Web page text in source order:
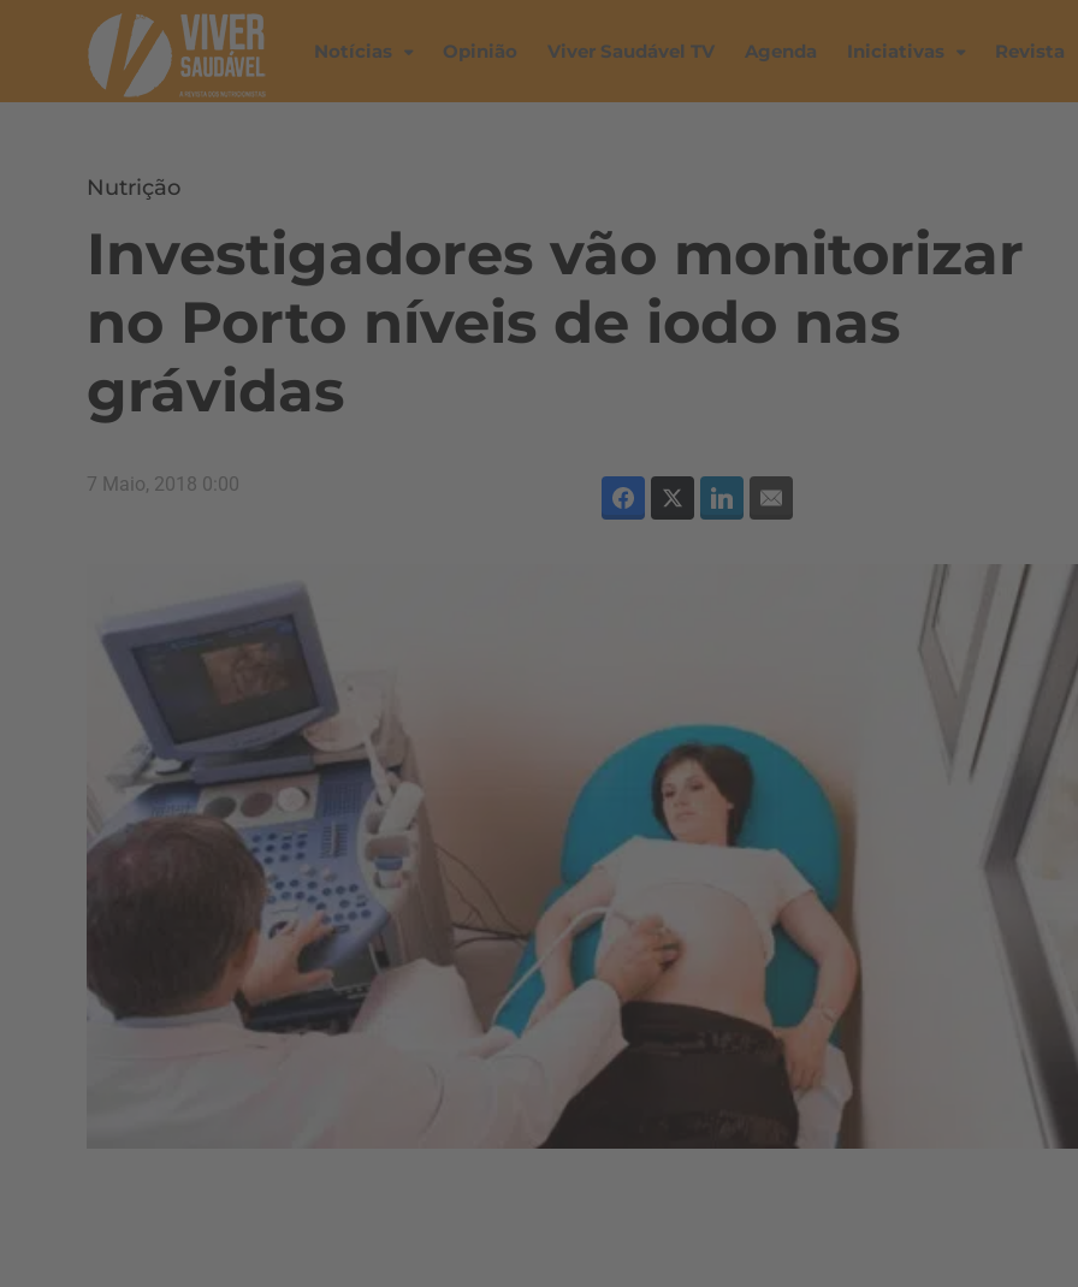
Notícias Opinião Viver Saudável TV Agenda Iniciativas Revista
Nutrição
Investigadores vão monitorizar
no Porto níveis de iodo nas
grávidas
7 Maio, 2018 0:00